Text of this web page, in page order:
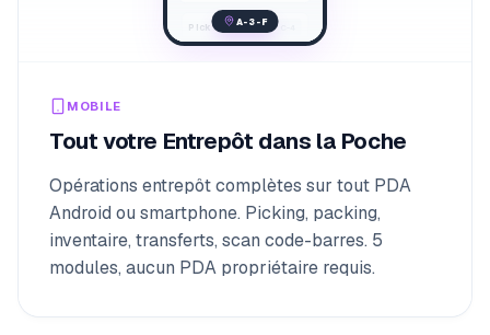
Pick #1206A-3-F
MOBILE
Tout votre Entrepôt dans la Poche
Opérations entrepôt complètes sur tout PDA
Android ou smartphone. Picking, packing,
inventaire, transferts, scan code-barres. 5
modules, aucun PDA propriétaire requis.